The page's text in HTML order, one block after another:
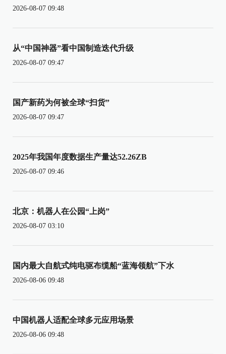
2026-08-07 09:48
从“中国神器”看中国制造迭代升级
2026-08-07 09:47
国产新药为何被全球“扫货”
2026-08-07 09:47
2025年我国年度数据生产量达52.26ZB
2026-08-07 09:46
北京：机器人在公园“上岗”
2026-08-07 03:10
国内最大自航式纯电驱布缆船“蓝海领航”下水
2026-08-06 09:48
中国机器人适配全球多元应用场景
2026-08-06 09:48